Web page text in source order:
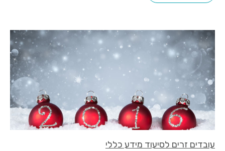
עובדים זרים לסיעוד מידע כללי